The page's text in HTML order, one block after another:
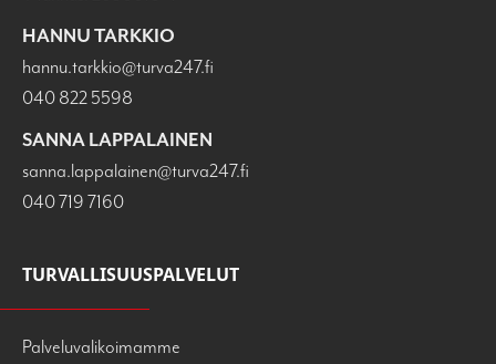
HANNU TARKKIO
hannu.tarkkio@turva247.fi
040 822 5598
SANNA LAPPALAINEN
sanna.lappalainen@turva247.fi
040 719 7160
TURVALLISUUSPALVELUT
Palveluvalikoimamme